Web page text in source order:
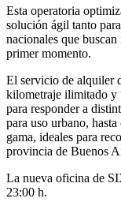
Esta operatoria
solución ágil tanto
nacionales que
primer momento.
El servicio de alquiler
kilometraje ilimitado y
para responder a
para uso urbano,
gama, ideales para
provincia de Buenos
La nueva oficina de
23:00 h.